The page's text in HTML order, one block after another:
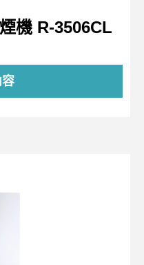
機 R-3506CL